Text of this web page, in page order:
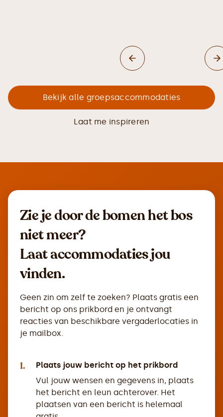
Bekijk alle groepsaccommodaties
Laat me inspireren
Zie je door de bomen het bos
niet meer?
Laat accommodaties jou
vinden.
Geen zin om zelf te zoeken? Plaats gratis een
bericht op ons prikbord en je ontvangt
reacties van beschikbare vergaderlocaties in
je mailbox.
1.
Plaats jouw bericht op het prikbord
Vul jouw wensen en gegevens in, plaats
het bericht en leun achterover. Het
plaatsen van een bericht is helemaal